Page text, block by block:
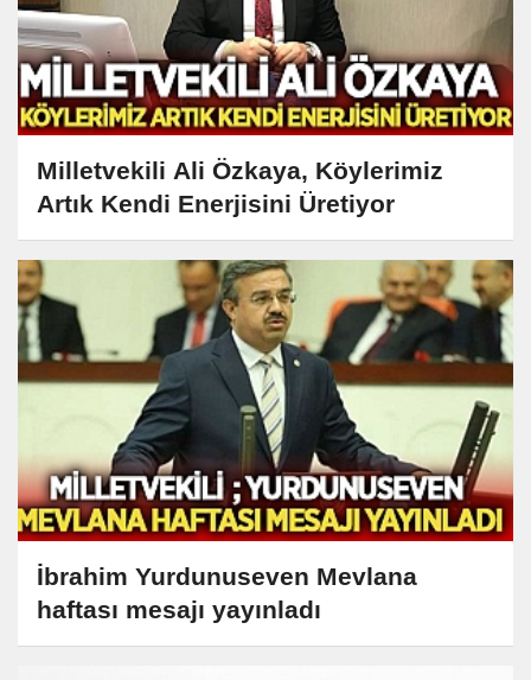
Milletvekili Ali Özkaya, Köylerimiz
Artık Kendi Enerjisini Üretiyor
İbrahim Yurdunuseven Mevlana
haftası mesajı yayınladı